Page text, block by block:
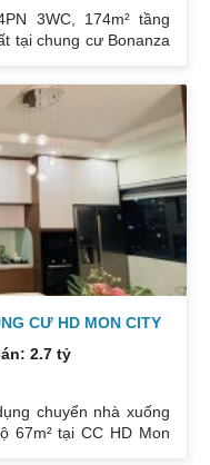
3WC, 174m² tầng
tại chung cư Bonanza
cụ thể như sau:
kế: 4 ngủ 3WC DT:
trẻ trung. Phòng
mới và sử dụng tốt.
CƯ HD MON CITY
2.7 tỷ
chuyển nhà xuống
67m² tại CC HD Mon